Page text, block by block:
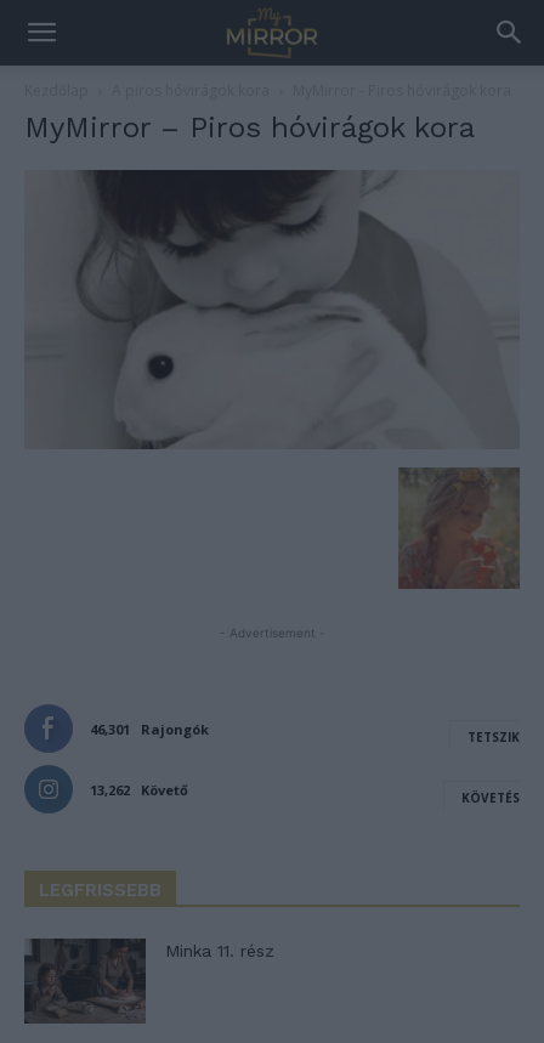
MyMirror – Piros hóvirágok kora
- Advertisement -
46,301 Rajongók TETSZIK
13,262 Követő KÖVETÉS
LEGFRISSEBB
Minka 11. rész